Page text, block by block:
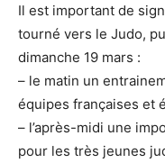
Il est important de
tourné vers le Judo,
dimanche 19 mars :
– le matin un
équipes françaises et
– l’après-midi une
pour les très jeunes